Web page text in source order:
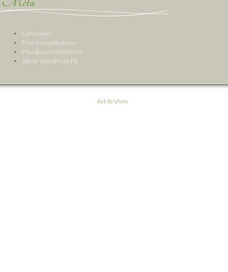
Connexion
Flux des publications
Flux des commentaires
Site de WordPress-FR
Art de Vivre